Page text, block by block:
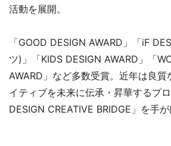
活動を展開。
「GOOD DESIGN AWARD」「iF
ツ)」「KIDS DESIGN AWARD」「
AWARD」など多数受賞。近年は良質
イティブを未来に伝承・昇華するプ
DESIGN CREATIVE BRIDGE」を手が